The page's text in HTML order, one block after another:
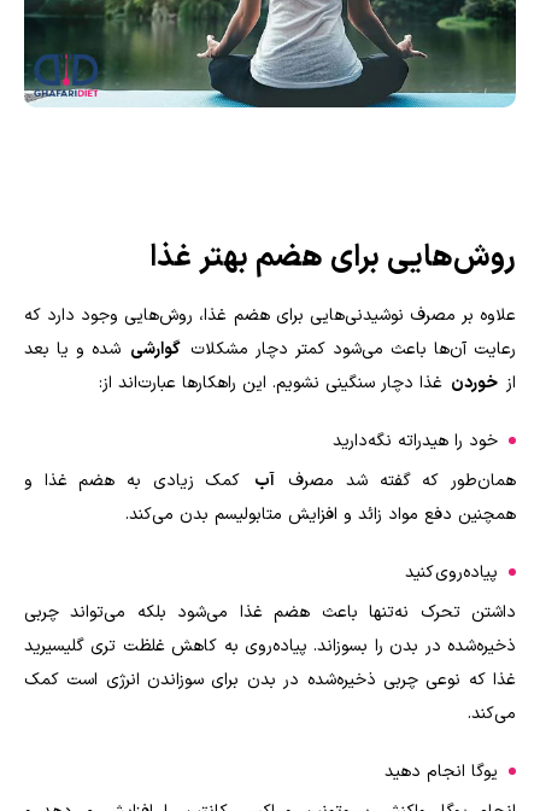
روش‌هایی برای هضم بهتر غذا
علاوه بر مصرف نوشیدنی‌هایی برای هضم غذا، روش‌هایی وجود دارد که
رعایت آن‌ها باعث می‌شود کمتر دچار مشکلات گوارشی شده و یا بعد
از خوردن غذا دچار سنگینی نشویم. این راهکارها عبارت‌اند از:
خود را هیدراته نگه‌دارید
همان‌طور که گفته شد مصرف آب
کمک زیادی به هضم غذا و
همچنین دفع مواد زائد و افزایش متابولیسم بدن می‌کند.
پیاده‌روی کنید
داشتن تحرک نه‌تنها باعث هضم غذا می‌شود بلکه می‌تواند چربی
ذخیره‌شده در بدن را بسوزاند. پیاده‌روی به کاهش غلظت تری گلیسیرید
غذا که نوعی چربی ذخیره‌شده در بدن برای سوزاندن انرژی است کمک
می‌کند.
یوگا انجام دهید